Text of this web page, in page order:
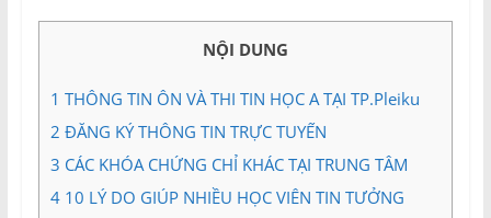
Nam
NỘI DUNG
1 THÔNG TIN ÔN VÀ THI TIN HỌC A TẠI TP.Pleiku
2 ĐĂNG KÝ THÔNG TIN TRỰC TUYẾN
3 CÁC KHÓA CHỨNG CHỈ KHÁC TẠI TRUNG TÂM
410 LÝ DO GIÚP NHIỀU HỌC VIÊN TIN TƯỞNG